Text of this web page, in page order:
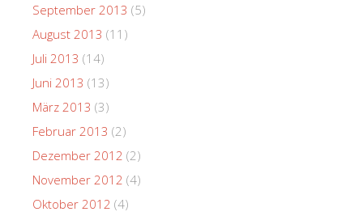
September 2013 (5)
August 2013 (11)
Juli 2013 (14)
Juni 2013 (13)
März 2013 (3)
Februar 2013 (2)
Dezember 2012 (2)
November 2012 (4)
Oktober 2012 (4)